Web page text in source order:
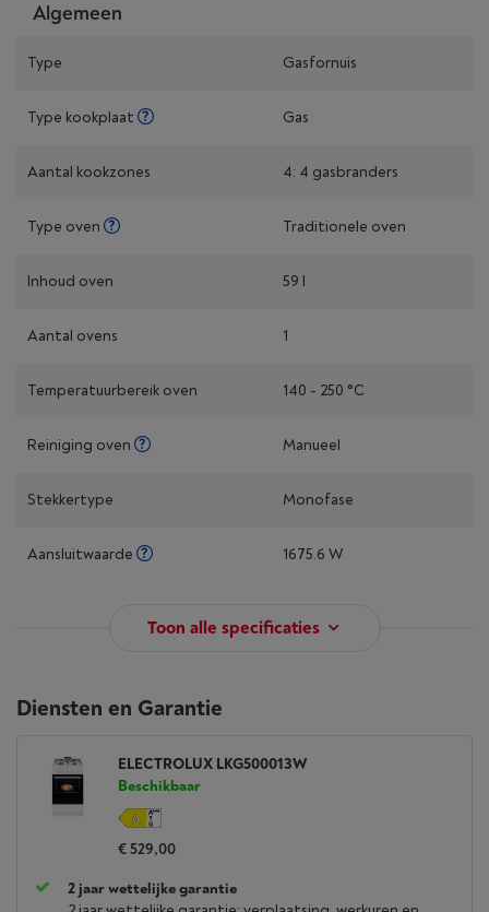
Algemeen
Type Gasfornuis
Type kookplaat Gas
Aantal kookzones 4: 4 gasbranders
Type oven Traditionele oven
Inhoud oven 59 l
Aantal ovens 1
Temperatuurbereik oven 140 - 250 °C
Reiniging oven Manueel
Stekkertype Monofase
Aansluitwaarde 1675.6 W
Toon alle specificaties
Diensten en Garantie
ELECTROLUX LKG500013W
Beschikbaar
€ 529,00
2 jaar wettelijke garantie